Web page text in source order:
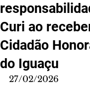
Curi ao
Cidadão
do Iguaçu
27/02/2026